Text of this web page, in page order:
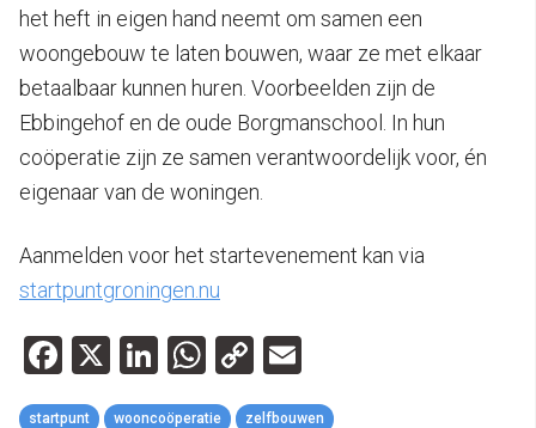
het heft in eigen hand neemt om samen een
woongebouw te laten bouwen, waar ze met elkaar
betaalbaar kunnen huren. Voorbeelden zijn de
Ebbingehof en de oude Borgmanschool. In hun
coöperatie zijn ze samen verantwoordelijk voor, én
eigenaar van de woningen.
Aanmelden voor het startevenement kan via
startpuntgroningen.nu
Facebook
X LinkedIn
WhatsApp
Copy
Link
startpunt wooncoöperatie zelfbouwen